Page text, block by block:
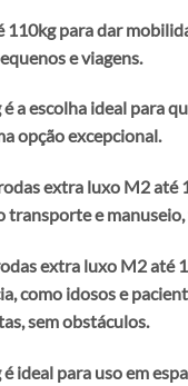
para dar
e viagens.
a escolha ideal para
opção excepcional.
extra luxo M2 até
transporte e
extra luxo M2
como idosos e
sem obstáculos.
ideal para uso em